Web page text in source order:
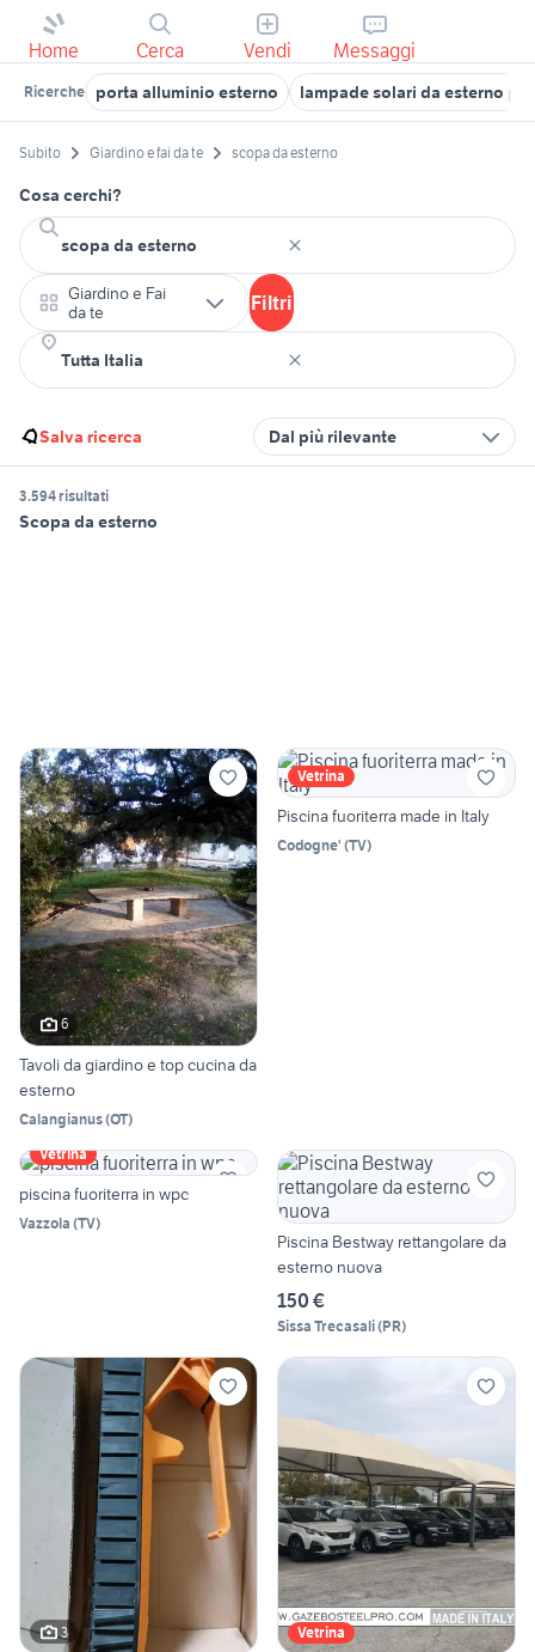
Home Cerca Vendi Messaggi
Ricerche porta alluminio esterno lampade solari da esterno
Subito Giardino e fai da te scopa da esterno
Cosa cerchi?
Giardino e Fai
da te
Filtri
Salva ricerca Dal più rilevante
3.594 risultati
Scopa da esterno
6
Tavoli da giardino e top cucina da
esterno
Calangianus(OT)
Vetrina
Piscina fuoriterra made in Italy
Codogne' (TV)
Vetrina
piscina fuoriterra in wpc
Vazzola (TV)
Piscina Bestway rettangolare da
esterno nuova
150 €
Sissa Trecasali(PR)
3 Vetrina